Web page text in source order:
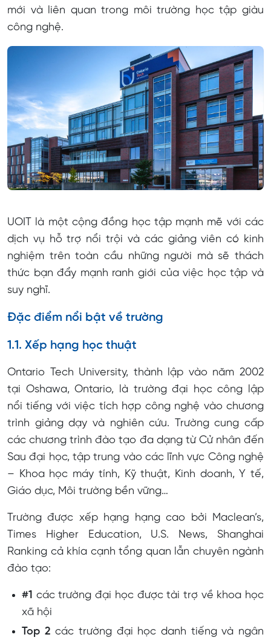
mới và liên quan trong môi trường học tập giàu
công nghệ.
UOIT là một cộng đồng học tập mạnh mẽ với các
dịch vụ hỗ trợ nổi trội và các giảng viên có kinh
nghiệm trên toàn cầu những người mà sẽ thách
thức bạn đẩy mạnh ranh giới của việc học tập và
suy nghĩ.
Đặc điểm nổi bật về trường
1.1. Xếp hạng học thuật
Ontario Tech University, thành lập vào năm 2002
tại Oshawa, Ontario, là trường đại học công lập
nổi tiếng với việc tích hợp công nghệ vào chương
trình giảng dạy và nghiên cứu. Trường cung cấp
các chương trình đào tạo đa dạng từ Cử nhân đến
Sau đại học, tập trung vào các lĩnh vực Công nghệ
– Khoa học máy tính, Kỹ thuật, Kinh doanh, Y tế,
Giáo dục, Môi trường bền vững…
Trường được xếp hạng hạng cao bởi Maclean’s,
Times Higher Education, U.S. News, Shanghai
Ranking cả khía cạnh tổng quan lẫn chuyên ngành
đào tạo:
#1 các trường đại học được tài trợ về khoa học
xã hội
Top 2 các trường đại học danh tiếng và ngân